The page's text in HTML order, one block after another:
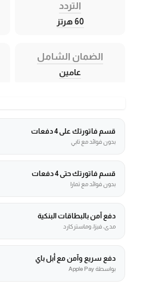
التردد
60 هرتز
الضمان الشامل
عامين
قسم فاتورتك على 4 دفعات
بدون فوائد مع تابي
قسم فاتورتك حتى 4 دفعات
بدون فوائد مع تمارا
دفع آمن بالبطاقات البنكية
مدى، فيزا، وماستركارد
دفع سريع وآمن مع أبل باي
بواسطة Apple Pay